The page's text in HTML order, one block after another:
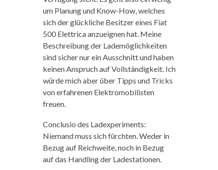
um Planung und Know-How, welches
sich der glückliche Besitzer eines Fiat
500 Elettrica anzueignen hat. Meine
Beschreibung der Lademöglichkeiten
sind sicher nur ein Ausschnitt und haben
keinen Anspruch auf Vollständigkeit. Ich
würde mich aber über Tipps und Tricks
von erfahrenen Elektromobilisten
freuen.
Conclusio des Ladexperiments:
Niemand muss sich fürchten. Weder in
Bezug auf Reichweite, noch in Bezug
auf das Handling der Ladestationen.